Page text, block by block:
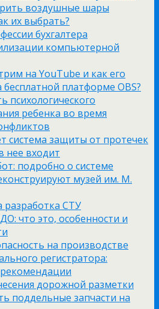
воздушные шары
их выбрать?
бухгалтера
компьютерной
на YouTube и как его
бесплатной платформе OBS?
психологического
ребенка во время
система защиты от протечек
нее входит
подробно о системе
музей им. М.
разработка СТУ
что это, особенности и
на производстве
регистратора:
дорожной разметки
поддельные запчасти на